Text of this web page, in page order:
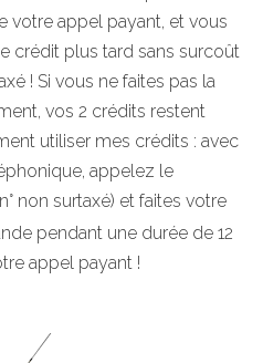
votre appel payant, et vous
crédit plus tard sans surcoût
! Si vous ne faites pas la
vos 2 crédits restent
utiliser mes crédits : avec
appelez le
non surtaxé) et faites votre
pendant une durée de 12
appel payant !